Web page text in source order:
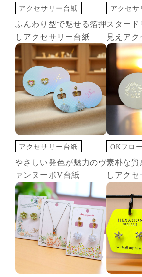
アクセサリー台紙
ショップカード
ディープマット
切込オプション
変形カード
ふんわり型で魅せる箔押
しアクセサリー台紙
アクセサ
切込オプ
変形カー
白インク
スタード
見えア
アクセサリー台紙
切込オプション
印刷+箔押し
変形カード
やさしい発色が魅力のヴ
ァンヌーボV台紙
OKフロ
アクセサ
切込オプ
変形カー
素朴な質
しアク